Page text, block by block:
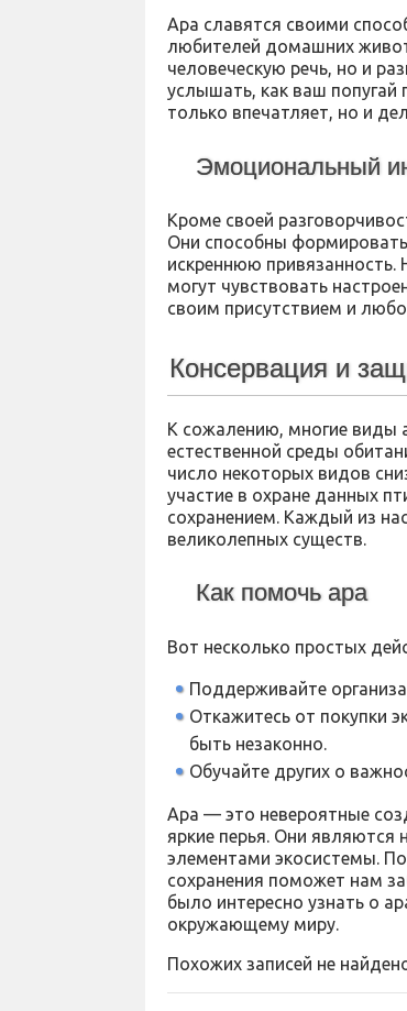
Ара славятся своими
любителей домашних
человеческую речь, но и
услышать, как ваш попугай
только впечатляет, но и
Эмоциональный
Кроме своей
Они способны
искреннюю
могут чувствовать
своим присутствием и
Консервация и
К сожалению, многие виды
естественной среды
число некоторых видов
участие в охране данных
сохранением. Каждый из
великолепных существ.
Как помочь ара
Вот несколько простых
Поддерживайте
Откажитесь от покупки
быть незаконно.
Обучайте других о
Ара — это невероятные
яркие перья. Они
элементами экосистемы.
сохранения поможет нам
было интересно узнать о
окружающему миру.
Похожих записей не